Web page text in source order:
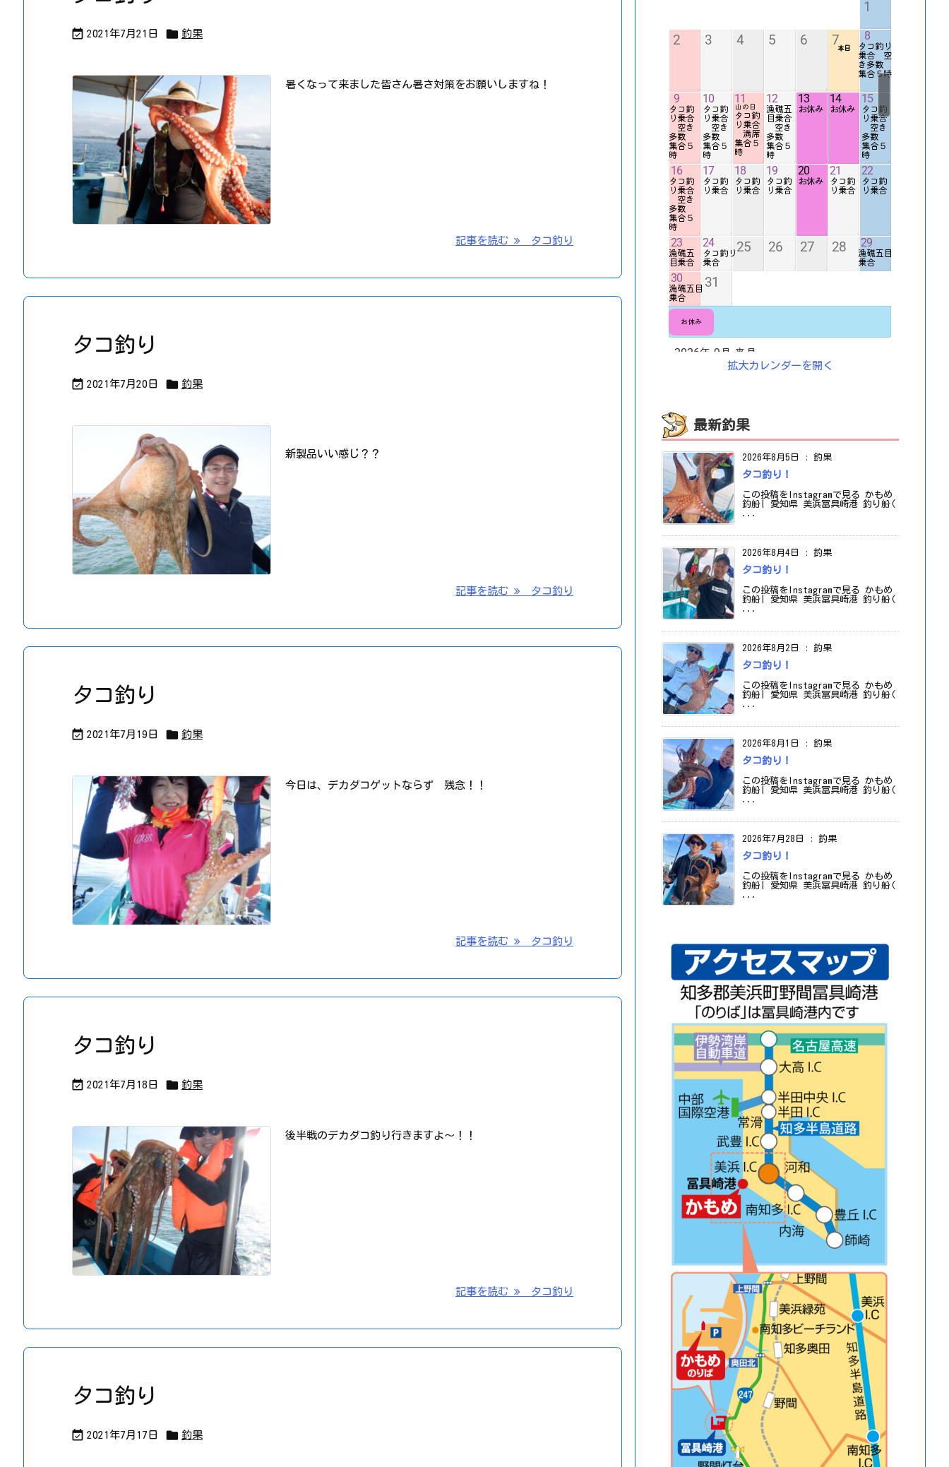
 2021年7月21日  釣果
暑くなって来ました皆さん暑さ対策をお願いしますね！
記事を読む タコ釣り
タコ釣り
 2021年7月20日  釣果
新製品いい感じ？？
記事を読む タコ釣り
タコ釣り
 2021年7月19日  釣果
今日は、デカダコゲットならず 残念！！
記事を読む タコ釣り
タコ釣り
 2021年7月18日  釣果
後半戦のデカダコ釣り行きますよ～！！
記事を読む タコ釣り
タコ釣り
 2021年7月17日  釣果
拡大カレンダーを開く
最新釣果
2026年8月5日 : 釣果
タコ釣り！
この投稿をInstagramで見る かもめ
釣船| 愛知県 美浜冨具崎港 釣り船(
...
2026年8月4日 : 釣果
タコ釣り！
この投稿をInstagramで見る かもめ
釣船| 愛知県 美浜冨具崎港 釣り船(
...
2026年8月2日 : 釣果
タコ釣り！
この投稿をInstagramで見る かもめ
釣船| 愛知県 美浜冨具崎港 釣り船(
...
2026年8月1日 : 釣果
タコ釣り！
この投稿をInstagramで見る かもめ
釣船| 愛知県 美浜冨具崎港 釣り船(
...
2026年7月28日 : 釣果
タコ釣り！
この投稿をInstagramで見る かもめ
釣船| 愛知県 美浜冨具崎港 釣り船(
...